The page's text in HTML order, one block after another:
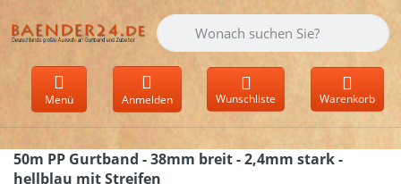
Geben Sie einen Suchbegriff ein.
Menü Anmelden Wunschliste Warenkorb
50m PP Gurtband - 38mm breit - 2,4mm stark -
hellblau mit Streifen